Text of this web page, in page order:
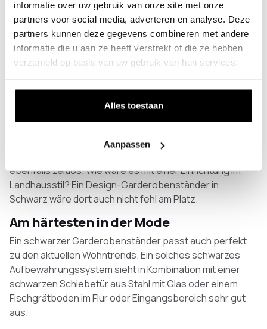
informatie over uw gebruik van onze site met onze
partners voor social media, adverteren en analyse. Deze
partners kunnen deze gegevens combineren met andere
informatie die u aan ze heeft verstrekt of die ze hebben
verzameld op basis van uw gebruik van hun services.
Alles toestaan
Aanpassen
Garderobe schwarz
Der Grund, warum ein Garderobenständer schwarz
sosehr beliebt ist ist, dass er sich in buchstäblich jedem
Wohnstil gut macht. Ist Ihr Stil industriell. Mit seinem
Wohnung leicht eine industrielle Atmosphäre schaffen.
Mögen Sie eine modernere Inneneinrichtung? Dann
besser zu Ihrer Wohnung. Mögen Sie es lieber
ebenfalls zeitlos. Wie wäre es mit einer Einrichtung im
Landhausstil? Ein Design-Garderobenständer in
Schwarz wäre dort auch nicht fehl am Platz.
Am härtesten in der Mode
Ein schwarzer Garderobenständer passt auch perfekt
zu den aktuellen Wohntrends. Ein solches schwarzes
Aufbewahrungssystem sieht in Kombination mit einer
schwarzen Schiebetür aus Stahl mit Glas oder einem
Fischgrätboden im Flur oder Eingangsbereich sehr gut
aus.